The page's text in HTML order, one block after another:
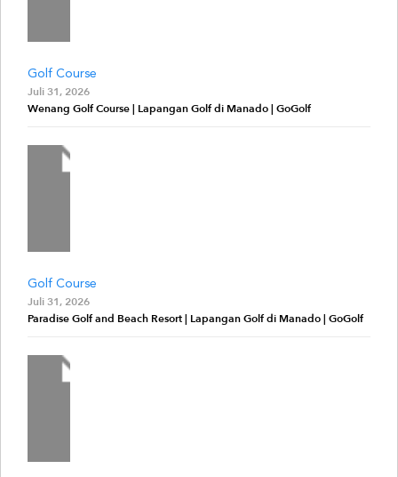
Golf Course
Juli 31, 2026
Wenang Golf Course | Lapangan Golf di Manado | GoGolf
Golf Course
Juli 31, 2026
Paradise Golf and Beach Resort | Lapangan Golf di Manado | GoGolf